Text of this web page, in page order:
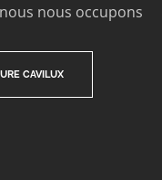
nous occupons
CAVILUX